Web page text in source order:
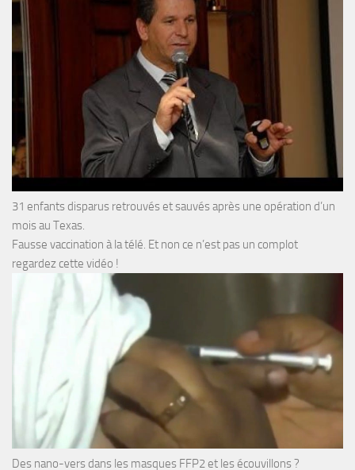
31 enfants disparus retrouvés et sauvés après une opération d’un
mois au Texas.
Fausse vaccination à la télé. Et non ce n’est pas un complot
regardez cette vidéo !
Des nano-vers dans les masques FFP2 et les écouvillons ?